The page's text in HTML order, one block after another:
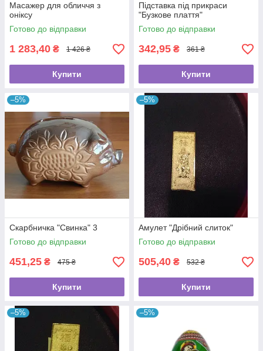
Масажер для обличчя з
оніксу
Готово до відправки
1 283,40 ₴ 1 426 ₴
Купити
Підставка під прикраси
"Бузкове плаття"
Готово до відправки
342,95 ₴ 361 ₴
Купити
–5%
Скарбничка "Свинка" 3
Готово до відправки
451,25 ₴ 475 ₴
Купити
–5%
Амулет "Дрібний слиток"
Готово до відправки
505,40 ₴ 532 ₴
Купити
–5% –5%